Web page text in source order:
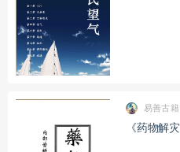
易善古籍
《药物解